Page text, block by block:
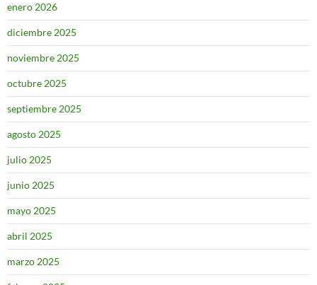
enero 2026
diciembre 2025
noviembre 2025
octubre 2025
septiembre 2025
agosto 2025
julio 2025
junio 2025
mayo 2025
abril 2025
marzo 2025